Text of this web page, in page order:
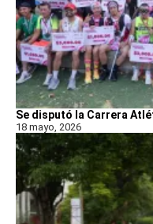
Se disputó la Carrera
18 mayo, 2026